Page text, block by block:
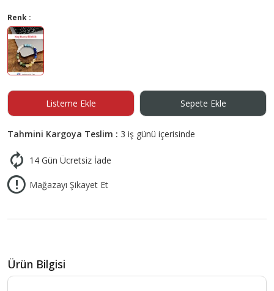
Renk :
Listeme Ekle Sepete Ekle
Tahmini Kargoya Teslim : 3 iş günü içerisinde
14 Gün Ücretsiz İade
Mağazayı Şikayet Et
Ürün Bilgisi